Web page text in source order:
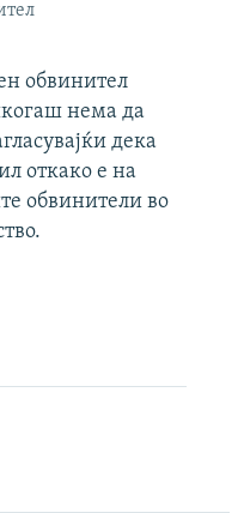
обвинител
нема да
дека
откако е на
обвинители во